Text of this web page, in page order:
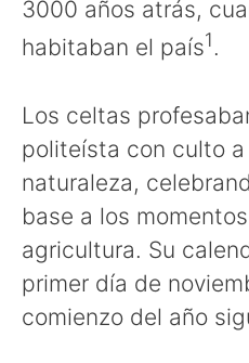
3000 años atrás,
habitaban el país1.
Los celtas
politeísta con culto
naturaleza,
base a los
agricultura. Su
primer día de
comienzo del año